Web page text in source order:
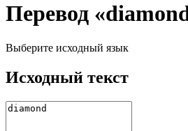
Перевод
Выберите исходный язык
Исходный текст